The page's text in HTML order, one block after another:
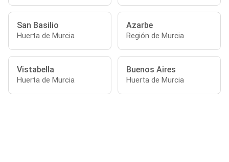
San Basilio
Huerta de Murcia
Azarbe
Región de Murcia
Vistabella
Huerta de Murcia
Buenos Aires
Huerta de Murcia